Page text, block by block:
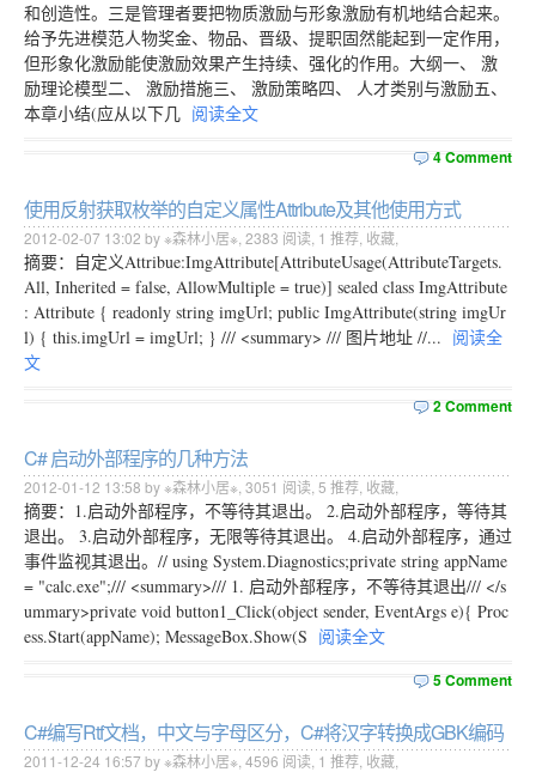
和创造性。三是管理者要把物质激励与形象激励有机地结合起来。
给予先进模范人物奖金、物品、晋级、提职固然能起到一定作用，
但形象化激励能使激励效果产生持续、强化的作用。大纲一、 激
励理论模型二、 激励措施三、 激励策略四、 人才类别与激励五、
本章小结(应从以下几 阅读全文
4 Comment
使用反射获取枚举的自定义属性Attribute及其他使用方式
2012-02-07 13:02 by ※森林小居※, 2383 阅读, 1 推荐, 收藏
摘要：自定义Attribue:ImgAttribute[AttributeUsage(AttributeTargets.
All, Inherited = false, AllowMultiple = true)] sealed class ImgAttribute
: Attribute { readonly string imgUrl; public ImgAttribute(string imgUr
l) { this.imgUrl = imgUrl; } /// <summary> /// 图片地址 //... 阅读全
文
2 Comment
C# 启动外部程序的几种方法
2012-01-12 13:58 by ※森林小居※, 3051 阅读, 5 推荐, 收藏
摘要：1.启动外部程序，不等待其退出。 2.启动外部程序，等待其
退出。 3.启动外部程序，无限等待其退出。 4.启动外部程序，通过
事件监视其退出。// using System.Diagnostics;private string appName
= "calc.exe";/// <summary>/// 1. 启动外部程序，不等待其退出/// </s
ummary>private void button1_Click(object sender, EventArgs e){ Proc
ess.Start(appName); MessageBox.Show(S 阅读全文
5 Comment
C#编写Rtf文档，中文与字母区分，C#将汉字转换成GBK编码
2011-12-24 16:57 by ※森林小居※, 4596 阅读, 1 推荐, 收藏